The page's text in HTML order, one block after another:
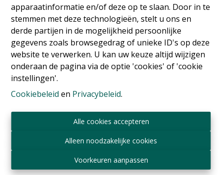
apparaatinformatie en/of deze op te slaan. Door in te
stemmen met deze technologieën, stelt u ons en
derde partijen in de mogelijkheid persoonlijke
gegevens zoals browsegedrag of unieke ID's op deze
website te verwerken. U kan uw keuze altijd wijzigen
onderaan de pagina via de optie 'cookies' of 'cookie
instellingen'.
Cookiebeleid en Privacybeleid.
Alle cookies accepteren
Alleen noodzakelijke cookies
Voorkeuren aanpassen
Appartement
1150 Woluwe-Saint-Pierre|Ref: 17850
€ 2.250 /maand